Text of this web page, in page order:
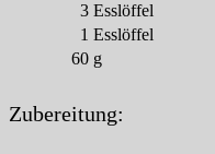
3 Esslöffel
1 Esslöffel
60 g
Zubereitung: